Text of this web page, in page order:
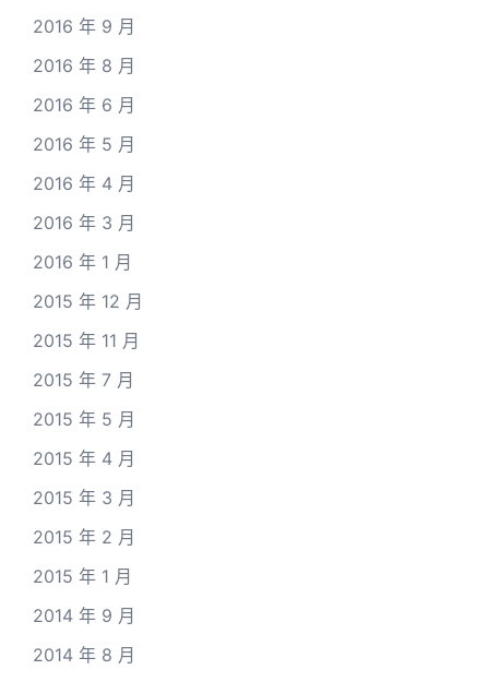
2016 年 9 月
2016 年 8 月
2016 年 6 月
2016 年 5 月
2016 年 4 月
2016 年 3 月
2016 年 1 月
2015 年 12 月
2015 年 11 月
2015 年 7 月
2015 年 5 月
2015 年 4 月
2015 年 3 月
2015 年 2 月
2015 年 1 月
2014 年 9 月
2014 年 8 月